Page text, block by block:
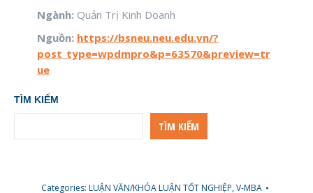
Ngành: Quản Trị Kinh Doanh
Nguồn: https://bsneu.neu.edu.vn/?
post_type=wpdmpro&p=63570&preview=tr
ue
TÌM KIẾM
TÌM KIẾM
Categories: LUẬN VĂN/KHÓA LUẬN TỐT NGHIỆP,V-MBA